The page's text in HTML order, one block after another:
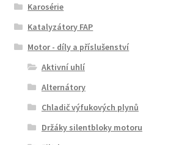
Karosérie
Katalyzátory FAP
Motor - díly a příslušenství
Aktivní uhlí
Alternátory
Chladič výfukových plynů
Držáky silentbloky motoru